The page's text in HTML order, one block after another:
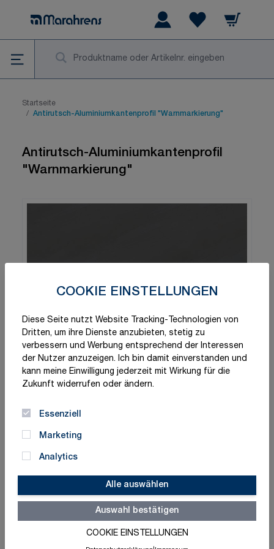
COOKIE EINSTELLUNGEN
Diese Seite nutzt Website Tracking-Technologien von
Dritten, um ihre Dienste anzubieten, stetig zu
verbessern und Werbung entsprechend der Interessen
der Nutzer anzuzeigen. Ich bin damit einverstanden und
kann meine Einwilligung jederzeit mit Wirkung für die
Zukunft widerrufen oder ändern.
Essenziell
Marketing
Analytics
Alle auswählen
Auswahl bestätigen
COOKIE EINSTELLUNGEN
Warenkorb
Startseite
/ Antirutsch-Aluminiumkantenprofil "Warnmarkierung"
Antirutsch-Aluminiumkantenprofil
"Warnmarkierung"